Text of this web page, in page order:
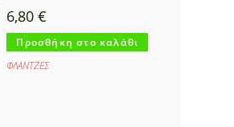
6,80€
Προσθήκη στο καλάθι
ΦΛΑΝΤΖΕΣ